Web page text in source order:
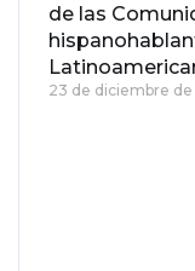
de las
23 de diciembre